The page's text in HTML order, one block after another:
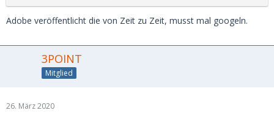
Adobe veröffentlicht die von Zeit zu Zeit, musst mal googeln.
3POINT
Mitglied
26. März 2020